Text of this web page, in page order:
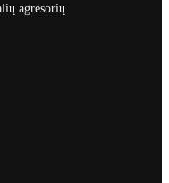
agresorių